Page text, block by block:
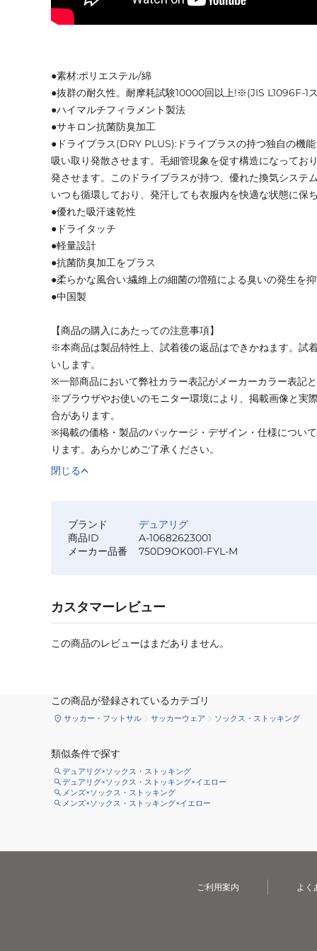
●素材:ポリエステル/綿
●抜群の耐久性。耐摩耗試験10000回以上!※(JIS L1096F-1
●ハイマルチフィラメント製法
●サキロン抗菌防臭加工
●ドライプラス(DRY PLUS):ドライプラスの持つ独自の機
吸い取り発散させます。毛細管現象を促す構造になってお
発させます。このドライプラスが持つ、優れた換気システ
いつも循環しており、発汗しても衣服内を快適な状態に保
●優れた吸汗速乾性
●ドライタッチ
●軽量設計
●抗菌防臭加工をプラス
●柔らかな風合い:繊維上の細菌の増殖による臭いの発生を
●中国製
【商品の購入にあたっての注意事項】
※本商品は製品特性上、試着後の返品はできかねます。試
いします。
※一部商品において弊社カラー表記がメーカーカラー表記
※ブラウザやお使いのモニター環境により、掲載画像と実
合があります。
※掲載の価格・製品のパッケージ・デザイン・仕様につい
ります。あらかじめご了承ください。
閉じる
ブランド
デュアリグ
商品ID
A-10682623001
メーカー品番
750D9OK001-FYL-M
カスタマーレビュー
この商品のレビューはまだありません。
この商品が登録されているカテゴリ
サッカー・フットサル サッカーウェア ソックス・ストッキング
類似条件で探す
デュアリグ×ソックス・ストッキング
デュアリグ×ソックス・ストッキング×イエロー
メンズ×ソックス・ストッキング
メンズ×ソックス・ストッキング×イエロー
ご利用案内 よく